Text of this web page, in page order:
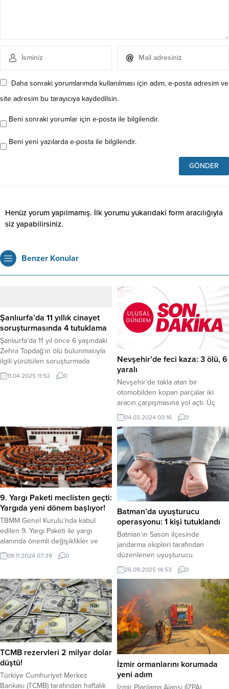
Daha sonraki yorumlarımda kullanılması için adım, e-posta adresim ve
site adresim bu tarayıcıya kaydedilsin.
Beni sonraki yorumlar için e-posta ile bilgilendir.
Beni yeni yazılarda e-posta ile bilgilendir.
Henüz yorum yapılmamış. İlk yorumu yukarıdaki form aracılığıyla
siz yapabilirsiniz.
Benzer Konular
Şanlıurfa’da 11 yıllık cinayet
soruşturmasında 4 tutuklama
Şanlıurfa’da 11 yıl önce 6 yaşındaki
Zehra Topdağ’ın ölü bulunmasıyla
ilgili yürütülen soruşturmada
önemli bir gelişme yaşandı. İl
Jandarma Komutanlığı tarafından
Eyyübiye ilçesine bağlı kırsal
Akdilek Mahallesi’nde meydana
geldi. O dönem ilkokul...
11.04.2025 11:52 0
Nevşehir’de feci kaza: 3 ölü, 6
yaralı
Nevşehir’de takla atan bir
otomobilden kopan parçalar iki
aracın çarpışmasına yol açtı. Üç
otomobilin karıştığı kazada ilk
belirlemelere göre 3 kişi hayatını
kaybetti, 6 kişi de yaralandı. Kazaya
Nevşehir-Kayseri karayolu Bozca
köyü yakınlarında seyir eden 46 KK
933 plakalı otomobilin
sürücüsünün direksiyon
hakimiyetini kaybetmesi ve takla
atması sebep oldu. Takla...
04.03.2024 03:16 0
9. Yargı Paketi meclisten geçti:
Yargıda yeni dönem başlıyor!
TBMM Genel Kurulu’nda kabul
edilen 9. Yargı Paketi ile yargı
alanında önemli değişiklikler ve
düzenlemeler hayata geçiyor.
Uzlaştırma, arabuluculuk, Hukuk
suçu ve yediemin otoparklarında
satışı yapılacak araçlara ilişkin yeni
düzenlemeler getirildi. İşte 9. Yargı
Paketi’ndeki önemli değişiklikler:
Yargı Reformu devam ediyor:
Ulusal Gündem sitesinden daha
fazla...
09.11.2024 07:39 0
Batman’da uyuşturucu
operasyonu: 1 kişi tutuklandı
Batman’ın Sason ilçesinde
jandarma ekipleri tarafından
düzenlenen uyuşturucu
operasyonunda, yaklaşık 3
kilogram kubar esrar ele geçirildi.
Olayla ilgili gözaltına alınan bir
şüpheli tutuklandı. Haber Merkezi –
Batman İl Jandarma
Komutanlığı’ndan yapılan
açıklamaya göre, uyuşturucuyla
mücadele faaliyetleri kapsamında
23 Eylül’de Sason ilçesine bağlı
operasyon düzenlendi. Ş.Ç. isimli...
26.09.2025 14:53 0
TCMB rezervleri 2 milyar dolar
düştü!
Türkiye Cumhuriyet Merkez
Bankası (TCMB) tarafından haftalık
İzmir ormanlarını korumada
yeni adım
İzmir Planlama Ajansı (İZPA)